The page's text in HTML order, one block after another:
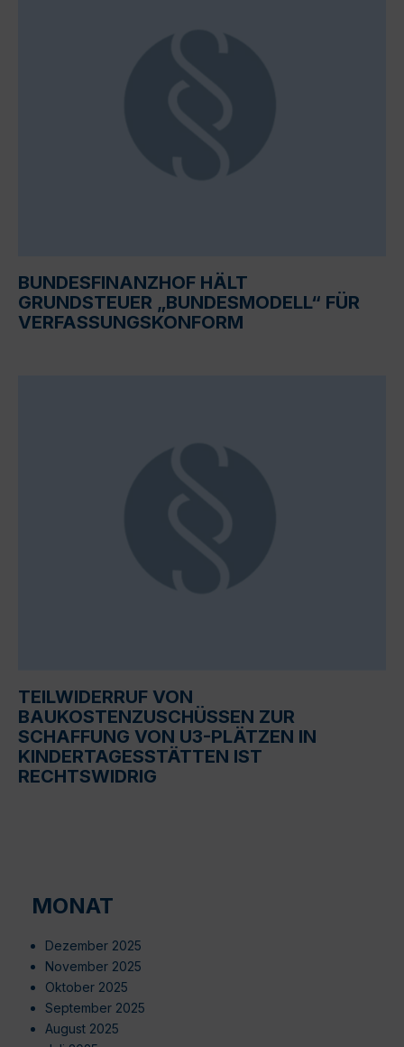
BUNDESFINANZHOF HÄLT
GRUNDSTEUER „BUNDESMODELL“ FÜR
VERFASSUNGSKONFORM
TEILWIDERRUF VON
BAUKOSTENZUSCHÜSSEN ZUR
SCHAFFUNG VON U3-PLÄTZEN IN
KINDERTAGESSTÄTTEN IST
RECHTSWIDRIG
MONAT
Dezember 2025
November 2025
Oktober 2025
September 2025
August 2025